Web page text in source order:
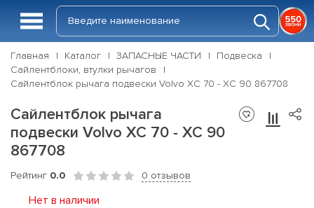
Главная Каталог ЗАПАСНЫЕ ЧАСТИ
Подвеска
Сайлентблоки, втулки рычагов
Сайлентблок рычага подвески Volvo XC 70 - XC 90 867708
Сайлентблок рычага
подвески Volvo XC 70 - XC 90
867708
Рейтинг 0.0 0 отзывов
Нет в наличии